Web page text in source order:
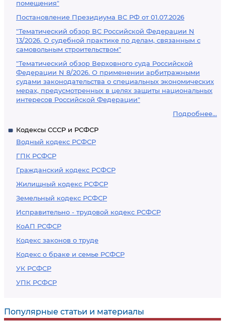
помещения"
Постановление Президиума ВС РФ от 01.07.2026
"Тематический обзор ВС Российской Федерации N
13/2026. О судебной практике по делам, связанным с
самовольным строительством"
"Тематический обзор Верховного суда Российской
Федерации N 8/2026. О применении арбитражными
судами законодательства о специальных экономических
мерах, предусмотренных в целях защиты национальных
интересов Российской Федерации"
Подробнее...
Кодексы СССР и РСФСР
Водный кодекс РСФСР
ГПК РСФСР
Гражданский кодекс РСФСР
Жилищный кодекс РСФСР
Земельный кодекс РСФСР
Исправительно - трудовой кодекс РСФСР
КоАП РСФСР
Кодекс законов о труде
Кодекс о браке и семье РСФСР
УК РСФСР
УПК РСФСР
Популярные статьи и материалы